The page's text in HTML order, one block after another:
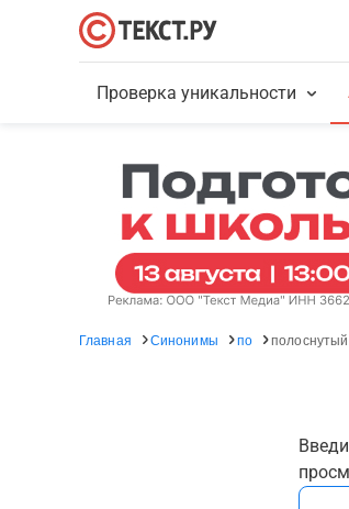
Проверка уникальности
Главная Синонимы по полоснутый